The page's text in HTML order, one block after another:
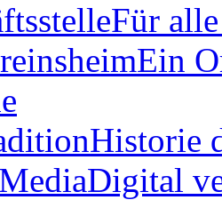
Für
Ein
Historie
Digital